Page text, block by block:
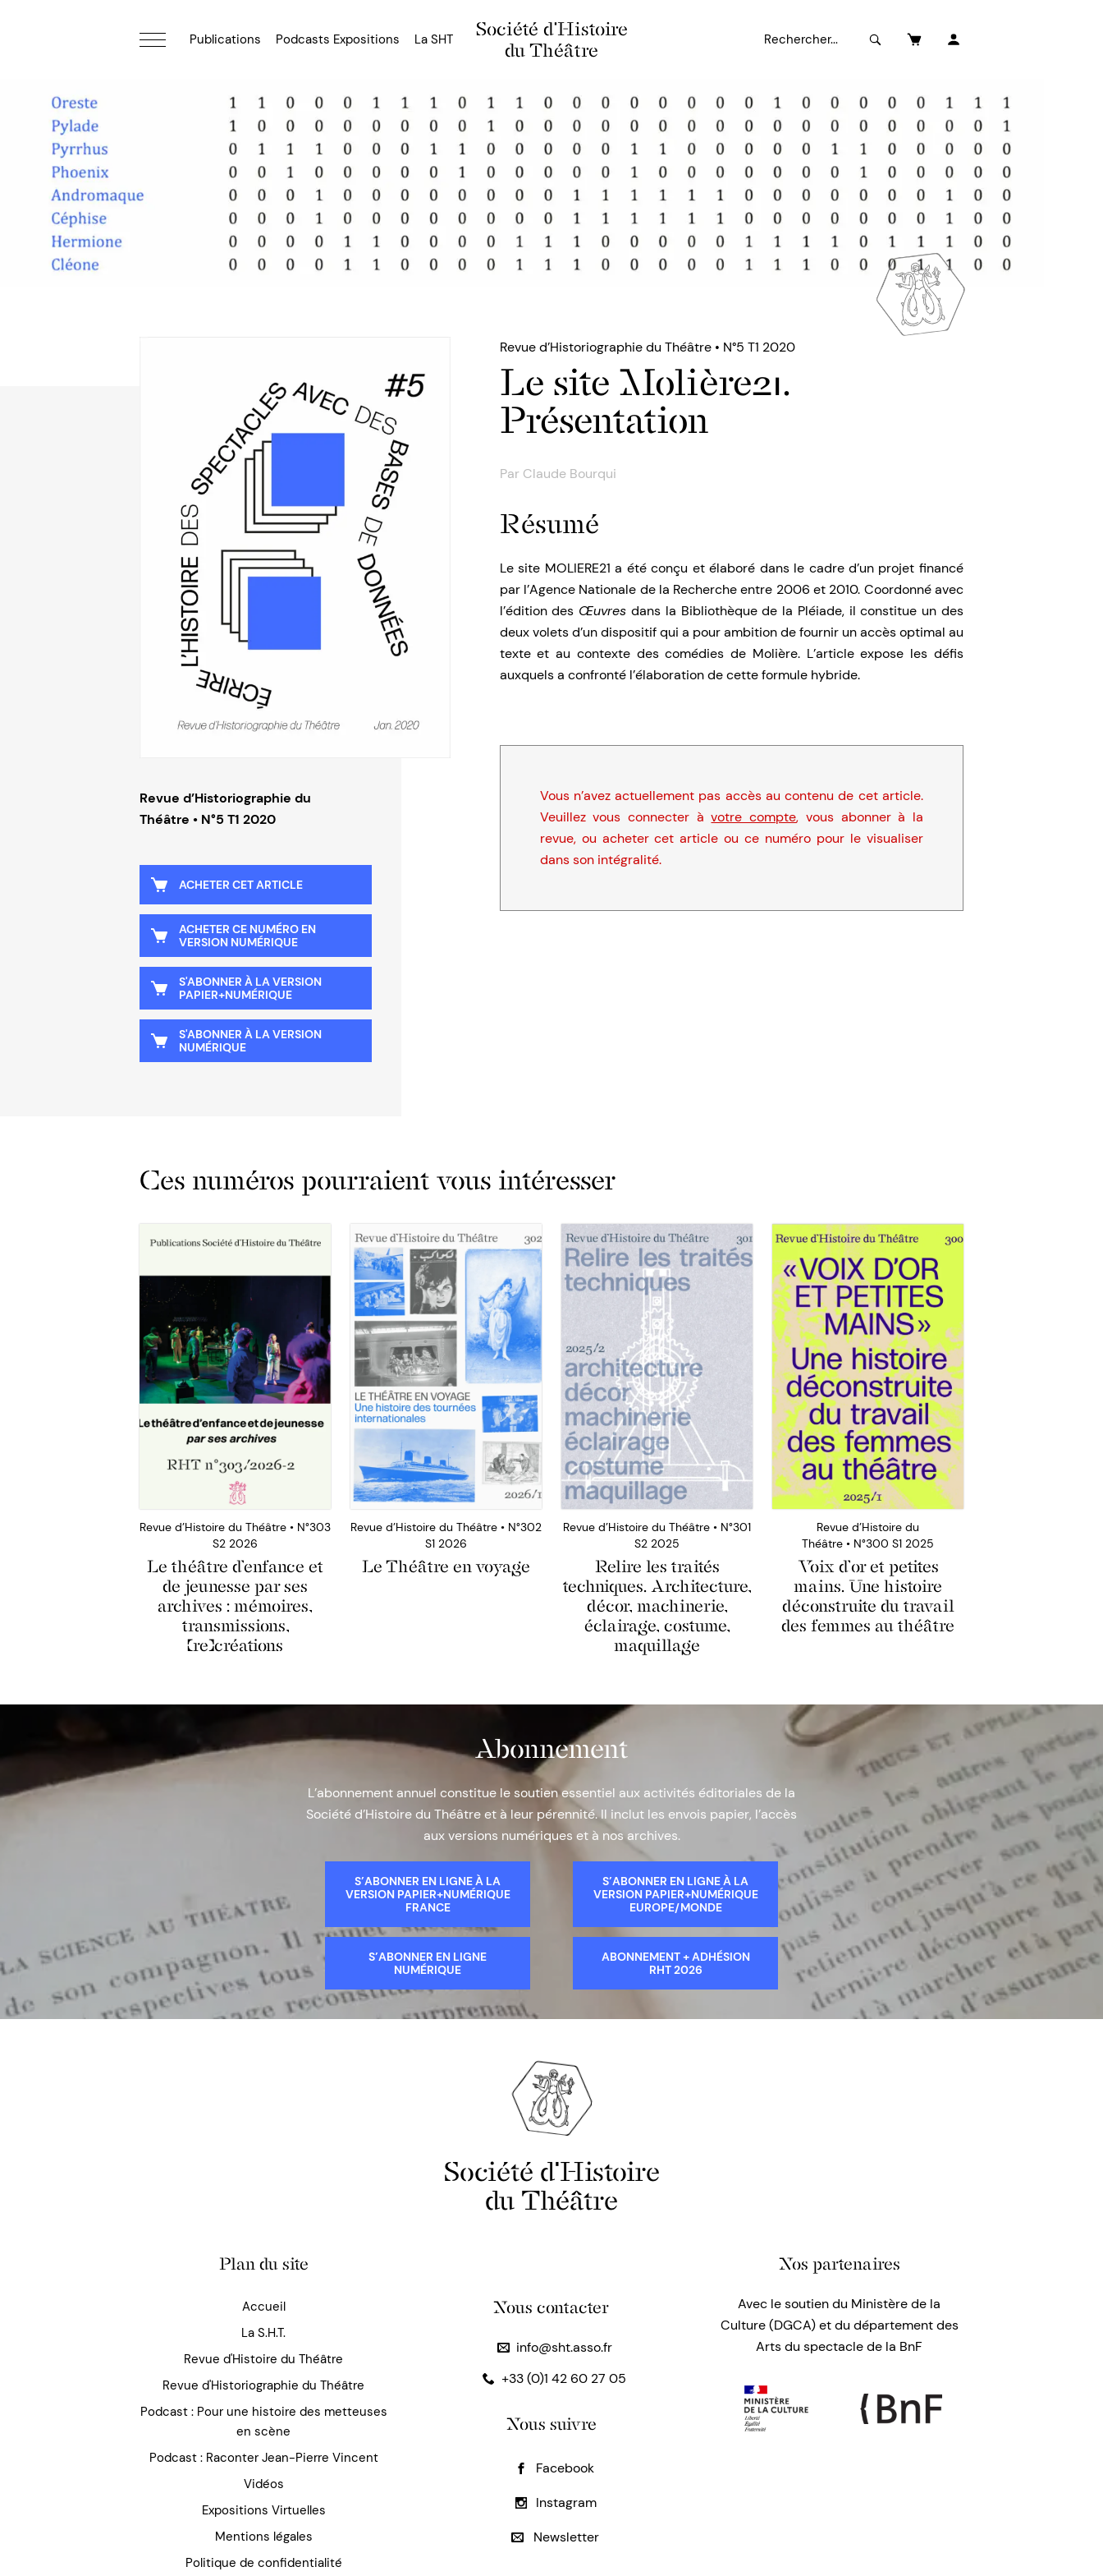
Société d'Histoire
du Théâtre
Publications Podcasts Expositions La SHT
Revue d’Historiographie du
Théâtre • N°5 T1 2020
ACHETER CET ARTICLE
ACHETER CE NUMÉRO EN
VERSION NUMÉRIQUE
S'ABONNER À LA VERSION
PAPIER+NUMÉRIQUE
S'ABONNER À LA VERSION
NUMÉRIQUE
Revue d’Historiographie du Théâtre • N°5 T1 2020
Le site Molière21.
Présentation
Par Claude Bourqui
Résumé
Le site MOLIERE21 a été conçu et élaboré dans le cadre d’un projet financé
par l’Agence Nationale de la Recherche entre 2006 et 2010. Coordonné avec
l’édition des Œuvres dans la Bibliothèque de la Pléiade, il constitue un des
deux volets d’un dispositif qui a pour ambition de fournir un accès optimal au
texte et au contexte des comédies de Molière. L’article expose les défis
auxquels a confronté l’élaboration de cette formule hybride.
Vous n’avez actuellement pas accès au contenu de cet article.
Veuillez vous connecter àvotre compte, vous abonner à la
revue, ou acheter cet article ou ce numéro pour le visualiser
dans son intégralité.
Ces numéros pourraient vous intéresser
Revue d’Histoire du Théâtre • N°303
S2 2026
Le théâtre d’enfance et
de jeunesse par ses
archives : mémoires,
transmissions,
(re)créations
Revue d’Histoire du Théâtre • N°302
S1 2026
Le Théâtre en voyage
Revue d’Histoire du Théâtre • N°301
S2 2025
Relire les traités
techniques. Architecture,
décor, machinerie,
éclairage, costume,
maquillage
Revue d’Histoire du
Théâtre • N°300 S1 2025
Voix d’or et petites
mains. Une histoire
déconstruite du travail
des femmes au théâtre
Abonnement
L’abonnement annuel constitue le soutien essentiel aux activités éditoriales de la
Société d’Histoire du Théâtre et à leur pérennité. Il inclut les envois papier, l’accès
aux versions numériques et à nos archives.
S’ABONNER EN LIGNE À LA
VERSION PAPIER+NUMÉRIQUE
FRANCE
S’ABONNER EN LIGNE À LA
VERSION PAPIER+NUMÉRIQUE
EUROPE/MONDE
S’ABONNER EN LIGNE
NUMÉRIQUE
ABONNEMENT + ADHÉSION
RHT 2026
Société d'Histoire
du Théâtre
Plan du site
Accueil
La S.H.T.
Revue d'Histoire du Théâtre
Revue d'Historiographie du Théâtre
Podcast : Pour une histoire des metteuses
en scène
Podcast : Raconter Jean-Pierre Vincent
Vidéos
Expositions Virtuelles
Mentions légales
Politique de confidentialité
Nous contacter
info@sht.asso.fr
+33 (0)1 42 60 27 05
Nous suivre
Facebook
Instagram
Newsletter
Nos partenaires
Avec le soutien du Ministère de la
Culture (DGCA) et du département des
Arts du spectacle de la BnF